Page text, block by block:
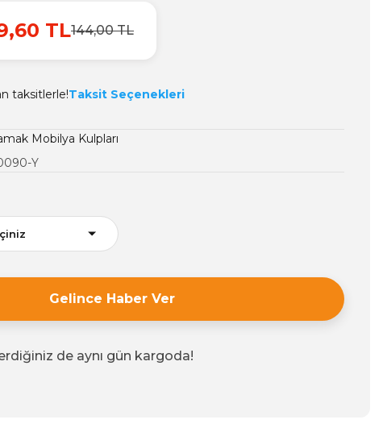
TL144,00 TL
taksitlerle!Taksit Seçenekleri
Mobilya Kulpları
Y
Gelince Haber Ver
de aynı gün kargoda!